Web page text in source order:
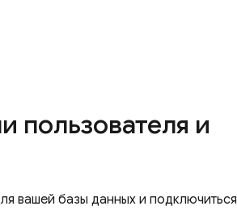
пользователя и
вашей базы данных и подключиться